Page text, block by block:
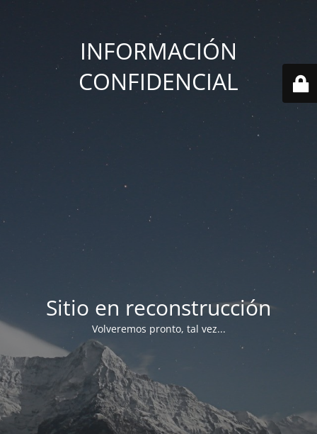
INFORMACIÓN
CONFIDENCIAL
Sitio en reconstrucción
Volveremos pronto, tal vez...